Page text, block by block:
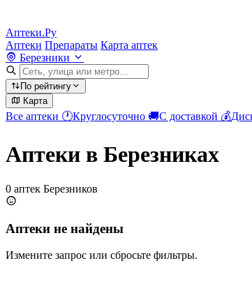
Аптеки.Ру
Аптеки Препараты Карта аптек
Березники
По рейтингу
Карта
Все аптеки 🕐Круглосуточно 🚚С доставкой 💰
Аптеки в Березниках
0 аптек Березников
Аптеки не найдены
Измените запрос или сбросьте фильтры.